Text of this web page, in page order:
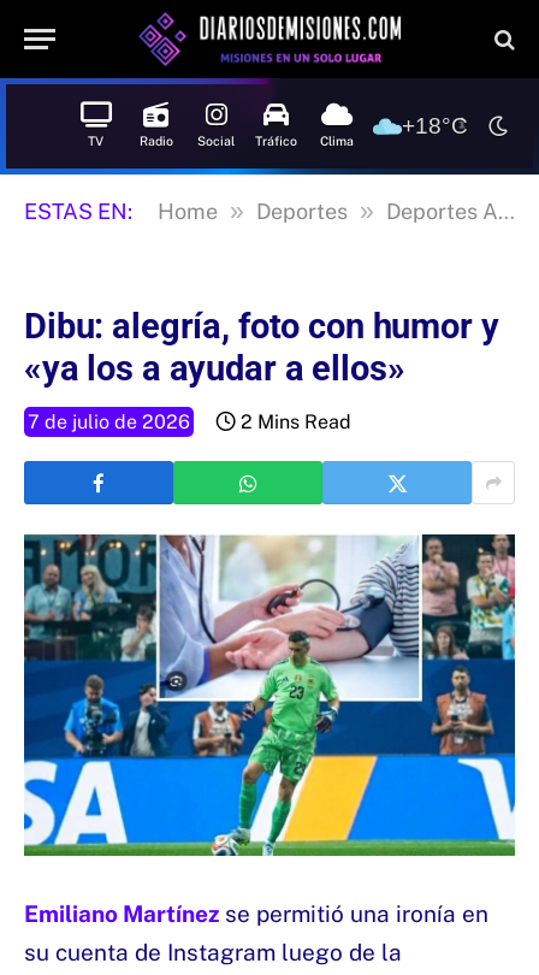
TV Radio Social Tráfico Clima
+18°C
ESTAS EN: Home » Deportes » Deportes Argentina
Dibu: alegría, foto con humor y
«ya los a ayudar a ellos»
7 de julio de 2026 2 Mins Read
Emiliano Martínez se permitió una ironía en
su cuenta de Instagram luego de la